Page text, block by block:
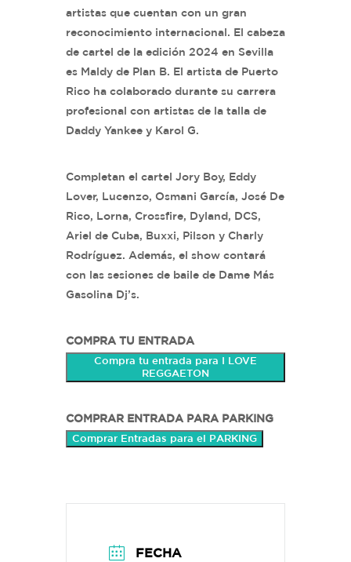
artistas que cuentan con un gran
reconocimiento internacional. El cabeza
de cartel de la edición 2024 en Sevilla
es Maldy de Plan B. El artista de Puerto
Rico ha colaborado durante su carrera
profesional con artistas de la talla de
Daddy Yankee y Karol G.
Completan el cartel Jory Boy, Eddy
Lover, Lucenzo, Osmani García, José De
Rico, Lorna, Crossfire, Dyland, DCS,
Ariel de Cuba, Buxxi, Pilson y Charly
Rodríguez. Además, el show contará
con las sesiones de baile de Dame Más
Gasolina Dj’s.
COMPRA TU ENTRADA
Compra tu entrada para I LOVE
REGGAETON
COMPRAR ENTRADA PARA PARKING
Comprar Entradas para el PARKING
FECHA